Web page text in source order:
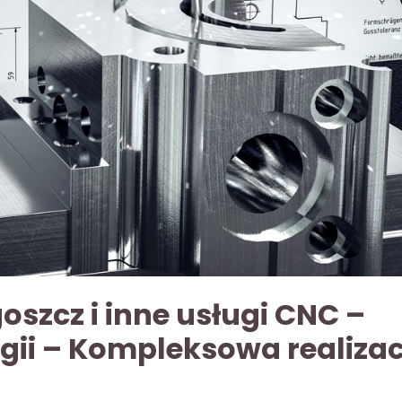
i inne usługi CNC –
– Kompleksowa